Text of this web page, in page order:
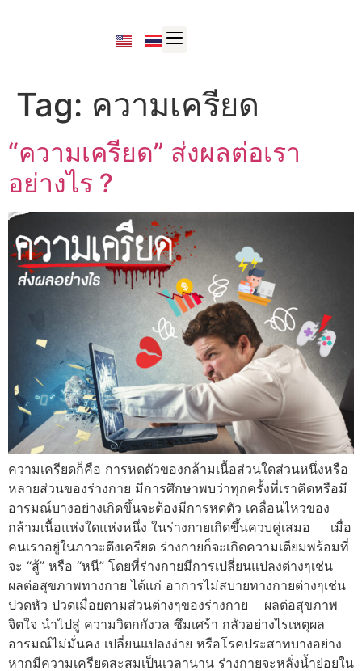
Tag: ความเครียด
“ความเครียด” ส่งผลต่อเรา
อย่างไร ?
ความเครียดก็คือ การหดตัวของกล้ามเนื้อส่วนใดส่วนหนึ่งหรือ
หลายส่วนของร่างกาย มีการศึกษาพบว่าทุกครั้งที่เราคิดหรือมี
อารมณ์บางอย่างเกิดขึ้นจะต้องมีการหดตัว เคลื่อนไหวของ
กล้ามเนื้อแห่งใดแห่งหนึ่ง ในร่างกายเกิดขึ้นควบคู่เสมอ เมื่อ
คนเราอยู่ในภาวะตึงเครียด ร่างกายก็จะเกิดความเตียมพร้อมที่
จะ “สู้” หรือ “หนี” โดยที่ร่างกายมีการเปลี่ยนแปลงต่างๆเช่น
ผลต่อสุขภาพทางกาย ได้แก่ อาการไม่สบายทางกายต่างๆเช่น
ปวดหัว ปวดเมื่อยตามส่วนต่างๆของร่างกาย ผลต่อสุขภาพ
จิตใจ นำไปสู่ ความวิตกกังวล ซึมเศร้า กลัวอย่างไรเหตุผล
อารมณ์ไม่มั่นคง เปลี่ยนแปลงง่าย หรือโรคประสาทบางอย่าง
หากมีความเครียดสะสมเป็นเวลานาน ร่างกายจะหลั่งน้ำย่อยใน